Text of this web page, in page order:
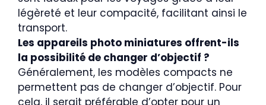
légèreté et leur compacité, facilitant ainsi le
transport.
Les appareils photo miniatures offrent-ils
la possibilité de changer d’objectif ?
Généralement, les modèles compacts ne
permettent pas de changer d’objectif. Pour
cela, il serait préférable d’opter pour un